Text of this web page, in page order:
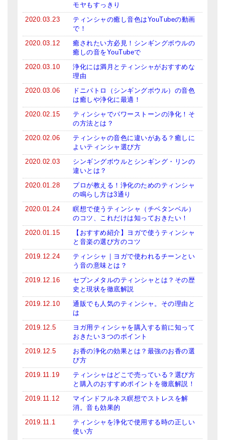
モヤもすっきり
2020.03.23
ティンシャの癒し音色はYouTubeの動画
で！
2020.03.12
癒されたい方必見！シンギングボウルの
癒しの音をYouTubeで
2020.03.10
浄化には満月とティンシャがおすすめな
理由
2020.03.06
ドニパトロ（シンギングボウル）の音色
は癒しや浄化に最適！
2020.02.15
ティンシャでパワーストーンの浄化！そ
の方法とは？
2020.02.06
ティンシャの音色に違いがある？癒しに
よいティンシャ選び方
2020.02.03
シンギングボウルとシンギング・リンの
違いとは？
2020.01.28
プロが教える！浄化のためのティンシャ
の鳴らし方は3通り
2020.01.24
瞑想で使うティンシャ（チベタンベル）
のコツ、これだけは知っておきたい！
2020.01.15
【おすすめ紹介】ヨガで使うティンシャ
と音楽の選び方のコツ
2019.12.24
ティンシャ｜ヨガで使われるチーンとい
う音の意味とは？
2019.12.16
セブンメタルのティンシャとは？その歴
史と現状を徹底解説
2019.12.10
通販でも人気のティンシャ。その理由と
は
2019.12.5
ヨガ用ティンシャを購入する前に知って
おきたい３つのポイント
2019.12.5
お香の浄化の効果とは？最強のお香の選
び方
2019.11.19
ティンシャはどこで売っている？選び方
と購入のおすすめポイントを徹底解説！
2019.11.12
マインドフルネス瞑想でストレスを解
消。音も効果的
2019.11.1
ティンシャを浄化で使用する時の正しい
使い方